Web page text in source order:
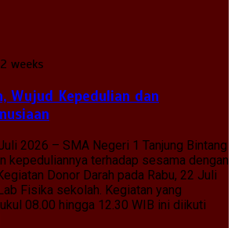
2 weeks
Wujud Kepedulian dan
2026 – SMA Negeri 1 Tanjung Bintang
kepeduliannya terhadap sesama dengan
Donor Darah pada Rabu, 22 Juli
Fisika sekolah. Kegiatan yang
08.00 hingga 12.30 WIB ini diikuti